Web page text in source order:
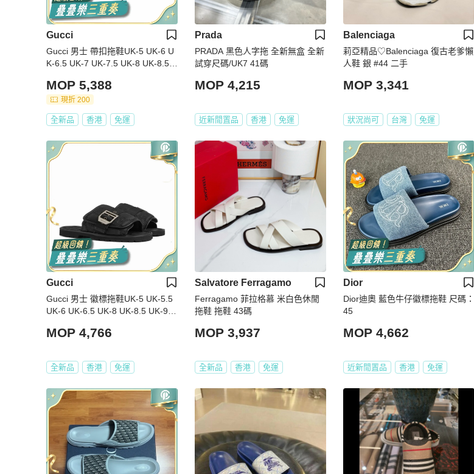
Gucci
Gucci 男士 帶扣拖鞋UK-5 UK-6 U
K-6.5 UK-7 UK-7.5 UK-8 UK-8.5 U
MOP 5,388
現折 200
全新品 香港 免運
Prada
PRADA 黑色人字拖 全新無盒 全新
試穿尺碼/UK7 41碼
MOP 4,215
近新閒置品 香港 免運
Balenciaga
莉亞精品♡Balenciaga 復古老爹懶
人鞋 銀 #44 二手
MOP 3,341
狀況尚可 台灣 免運
Gucci
Gucci 男士 徽標拖鞋UK-5 UK-5.5
UK-6 UK-6.5 UK-8 UK-8.5 UK-9 U
MOP 4,766
全新品 香港 免運
Salvatore Ferragamo
Ferragamo 菲拉格慕 米白色休閒
拖鞋 拖鞋 43碼
MOP 3,937
全新品 香港 免運
Dior
Dior迪奧 藍色牛仔徽標拖鞋 尺碼：
45
MOP 4,662
近新閒置品 香港 免運